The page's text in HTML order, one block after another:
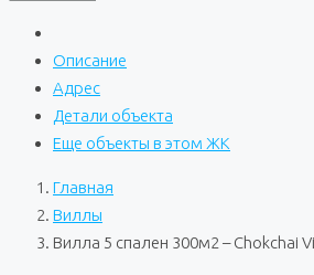
Описание
Адрес
Детали объекта
Еще объекты в этом ЖК
Главная
Виллы
Вилла 5 спален 300м2 – Chokchai